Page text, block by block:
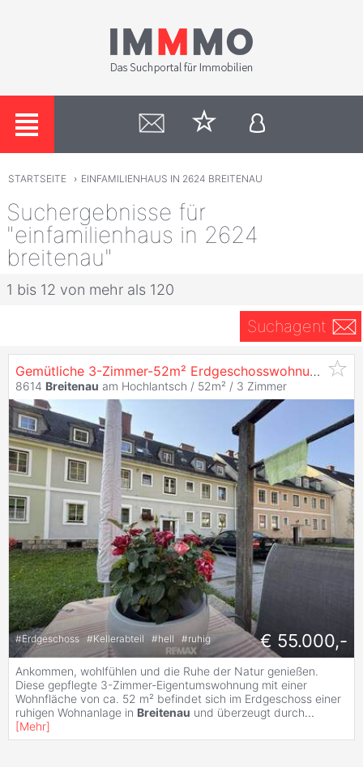
STARTSEITE › EINFAMILIENHAUS IN 2624 BREITENAU
Suchergebnisse für
"einfamilienhaus in 2624
breitenau"
1 bis 12 von mehr als 120
Suchagent
Gemütliche 3-Zimmer-52m² Erdgeschosswohnung mit moderner Küche und Bad in idyllischer naturnaher Wohnlage in
8614 Breitenau am Hochlantsch / 52m² / 3 Zimmer
#Erdgeschoss #Kellerabteil #hell #ruhig € 55.000,-
Ankommen, wohlfühlen und die Ruhe der Natur genießen.
Diese gepflegte 3-Zimmer-Eigentumswohnung mit einer
Wohnfläche von ca. 52 m² befindet sich im Erdgeschoss einer
ruhigen Wohnanlage in Breitenau und überzeugt durch...
[Mehr]